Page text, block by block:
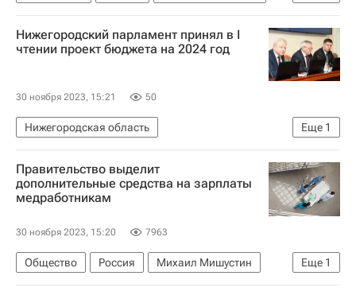
Технологии
Нижегородский парламент принял в I
чтении проект бюджета на 2024 год
30 ноября 2023, 15:21 50
Еще 1
Нижегородская область
Нижегородская область
Правительство выделит
дополнительные средства на зарплаты
медработникам
30 ноября 2023, 15:20 7963
Еще 1
Общество Россия
Михаил Мишустин
Здоровье - Общество